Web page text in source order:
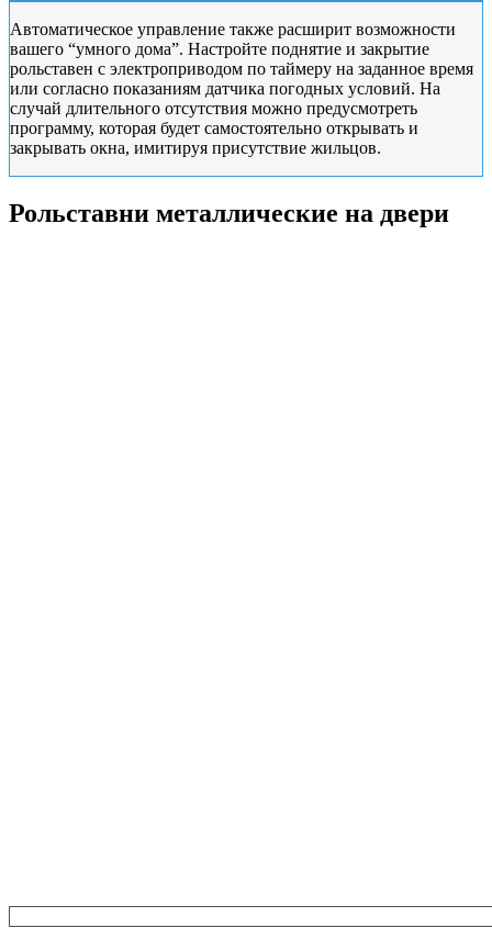
Автоматическое управление также расширит возможности
вашего “умного дома”. Настройте поднятие и закрытие
рольставен с электроприводом по таймеру на заданное время
или согласно показаниям датчика погодных условий. На
случай длительного отсутствия можно предусмотреть
программу, которая будет самостоятельно открывать и
закрывать окна, имитируя присутствие жильцов.
Рольставни металлические на двери